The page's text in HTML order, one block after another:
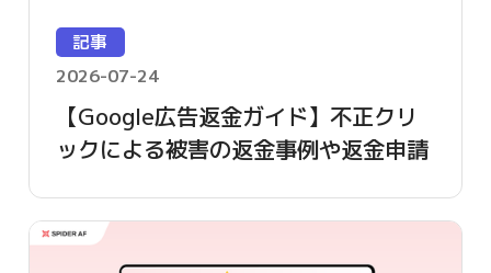
記事
2026-07-24
【Google広告返金ガイド】不正クリ
ックによる被害の返金事例や返金申請